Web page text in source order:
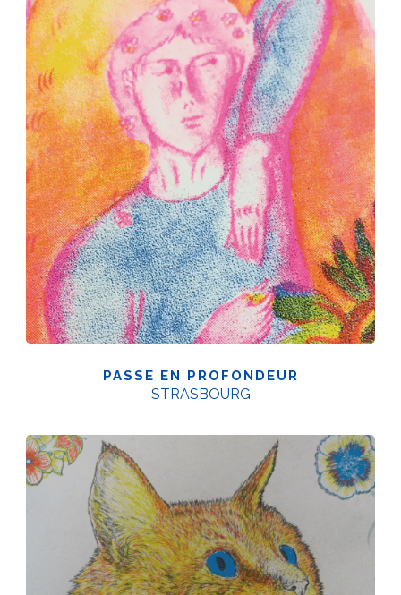
PASSE EN PROFONDEUR
STRASBOURG